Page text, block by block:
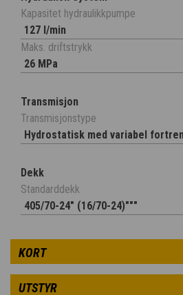
Kapasitet hydraulikkpumpe
127 l/min
Maks. driftstrykk
26 MPa
Transmisjon
Transmisjonstype
Hydrostatisk med variabel
Dekk
Standarddekk
405/70-24" (16/70-24)"""
KORT
UTSTYR